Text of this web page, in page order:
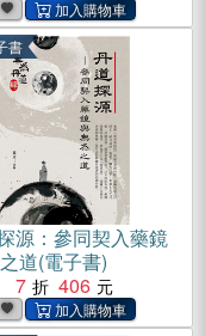
書
源：參同契入藥鏡
道(電子書)
7
406